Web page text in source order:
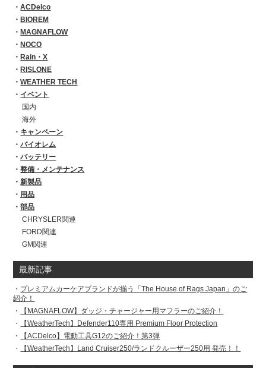
ACDelco
BIOREM
MAGNAFLOW
NOCO
Rain・X
RISLONE
WEATHER TECH
イベント
国内
海外
キャンペーン
バイオレム
バッテリー
整備・メンテナンス
新製品
用品
部品
CHRYSLER関連
FORD関連
GM関連
最新記事
プレミアムカーケアブランドが揃う「The House of Rags Japan」のご
紹介！
【MAGNAFLOW】ダッジ・チャージャー用マフラーのご紹介！
【WeatherTech】Defender110専用 Premium Floor Protection
【ACDelco】電動工具G12のご紹介！第3弾
【WeatherTech】Land Cruiser250/ランドクルーザー250用 発売！！